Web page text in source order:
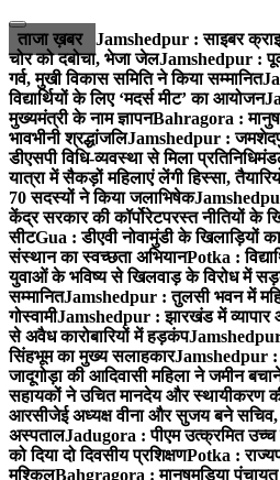
Skip
to
content
ताजा ख़बर Jamshedpur : साइबर
चोर को दबोचा, भेजा जेलJamshedpur :
गर्व, मुखी विकास समिति ने किया सम्मानित
विद्यार्थियों के लिए ‘मदर्स मीट’ का आयोजन
मुख्यमंत्री के नाम ज्ञापनBahragora :
भावभीनी श्रद्धांजलिJamshedpur : जमशेदपुर
डीएसपी विधि-व्यवस्था से मिला
यात्रा में सैकड़ों महिलाएं लेंगी हिस्सा,
70 सदस्यों ने किया जलाभिषेक
केंद्र सरकार की कॉर्पोरेटपरस्त नीतियों
सीटGua : डीएवी नोवामुंडी के खिलाड़ियों
संस्थान का स्वच्छता अभियानPotka :
युवाओं के भविष्य से खिलवाड़ के विरोध में
सम्मानितJamshedpur : तुलसी भवन में
गोस्वामीJamshedpur : झारखंड में व्यापार
से अवैध कारोबारियों में हड़कंप
सिंहभूम का मुख्य सलाहकारJamshedpur :
जादूगोड़ा की आदिवासी महिला ने जमीन
सहायकों ने उचित मानदेय और स्थायीकरण
आरसीजेई अध्यक्ष वीना और सुजय बने सचिव,
अस्पतालJadugora : पीएम उत्क्रमित उच्च
को दिया दो दिवसीय प्रशिक्षणPotka :
मुश्किलBahgragora : मानुषमुड़िया